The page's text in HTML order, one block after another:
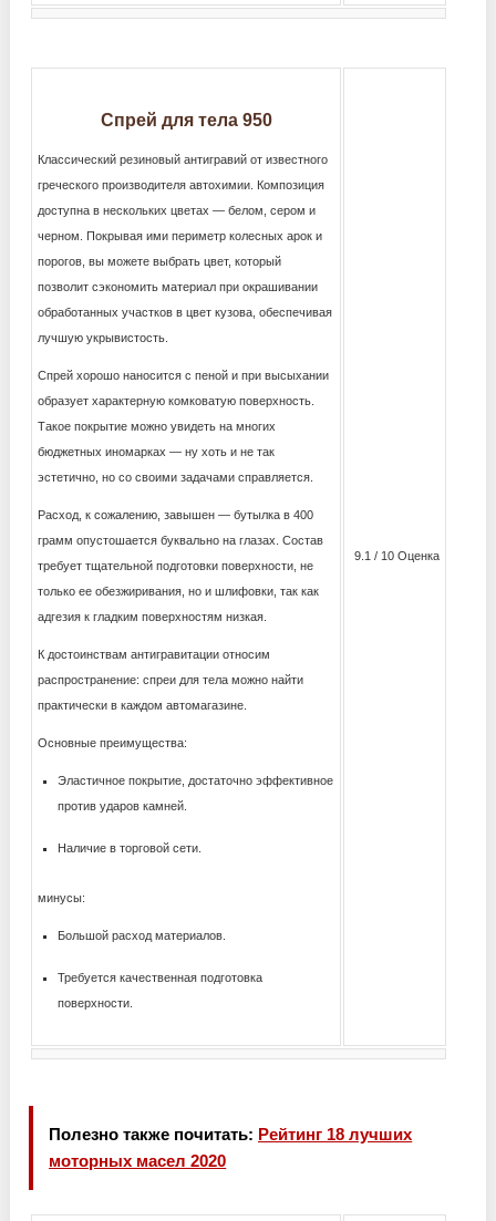
Спрей для тела 950
Классический резиновый антигравий от известного
греческого производителя автохимии. Композиция
доступна в нескольких цветах — белом, сером и
черном. Покрывая ими периметр колесных арок и
порогов, вы можете выбрать цвет, который
позволит сэкономить материал при окрашивании
обработанных участков в цвет кузова, обеспечивая
лучшую укрывистость.
Спрей хорошо наносится с пеной и при высыхании
образует характерную комковатую поверхность.
Такое покрытие можно увидеть на многих
бюджетных иномарках — ну хоть и не так
эстетично, но со своими задачами справляется.
Расход, к сожалению, завышен — бутылка в 400
грамм опустошается буквально на глазах. Состав
требует тщательной подготовки поверхности, не
только ее обезжиривания, но и шлифовки, так как
адгезия к гладким поверхностям низкая.
К достоинствам антигравитации относим
распространение: спреи для тела можно найти
практически в каждом автомагазине.
Основные преимущества:
Эластичное покрытие, достаточно эффективное
против ударов камней.
Наличие в торговой сети.
минусы:
Большой расход материалов.
Требуется качественная подготовка
поверхности.
9.1 / 10 Оценка
Полезно также почитать: Рейтинг 18 лучших
моторных масел 2020